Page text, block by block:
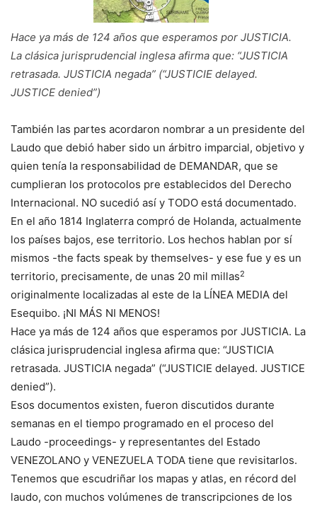
Hace ya más de 124 años que esperamos por JUSTICIA.
La clásica jurisprudencial inglesa afirma que: “JUSTICIA
retrasada. JUSTICIA negada” (“JUSTICIE delayed.
JUSTICE denied”)
También las partes acordaron nombrar a un presidente del
Laudo que debió haber sido un árbitro imparcial, objetivo y
quien tenía la responsabilidad de DEMANDAR, que se
cumplieran los protocolos pre establecidos del Derecho
Internacional. NO sucedió así y TODO está documentado.
En el año 1814 Inglaterra compró de Holanda, actualmente
los países bajos, ese territorio. Los hechos hablan por sí
mismos -the facts speak by themselves- y ese fue y es un
territorio, precisamente, de unas 20 mil millas2
originalmente localizadas al este de la LÍNEA MEDIA del
Esequibo. ¡NI MÁS NI MENOS!
Hace ya más de 124 años que esperamos por JUSTICIA. La
clásica jurisprudencial inglesa afirma que: “JUSTICIA
retrasada. JUSTICIA negada” (“JUSTICIE delayed. JUSTICE
denied”).
Esos documentos existen, fueron discutidos durante
semanas en el tiempo programado en el proceso del
Laudo -proceedings- y representantes del Estado
VENEZOLANO y VENEZUELA TODA tiene que revisitarlos.
Tenemos que escudriñar los mapas y atlas, en récord del
laudo, con muchos volúmenes de transcripciones de los